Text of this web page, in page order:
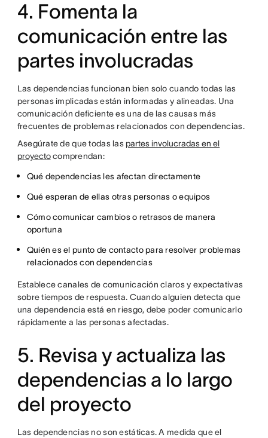
4. Fomenta la
comunicación entre las
partes involucradas
Las dependencias funcionan bien solo cuando todas las
personas implicadas están informadas y alineadas. Una
comunicación deficiente es una de las causas más
frecuentes de problemas relacionados con dependencias.
Asegúrate de que todas las partes involucradas en el
proyectocomprendan:
Qué dependencias les afectan directamente
Qué esperan de ellas otras personas o equipos
Cómo comunicar cambios o retrasos de manera
oportuna
Quién es el punto de contacto para resolver problemas
relacionados con dependencias
Establece canales de comunicación claros y expectativas
sobre tiempos de respuesta. Cuando alguien detecta que
una dependencia está en riesgo, debe poder comunicarlo
rápidamente a las personas afectadas.
5. Revisa y actualiza las
dependencias a lo largo
del proyecto
Las dependencias no son estáticas. A medida que el